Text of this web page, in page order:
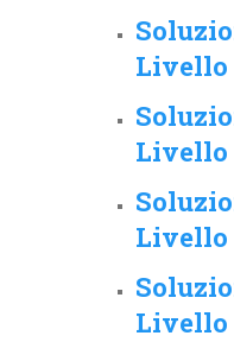
Livello
Livello
Livello
Livello